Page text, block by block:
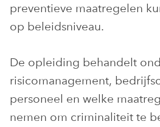
preventieve maatregelen
op beleidsniveau.
De opleiding behandelt
risicomanagement,
personeel en welke
nemen om criminaliteit te